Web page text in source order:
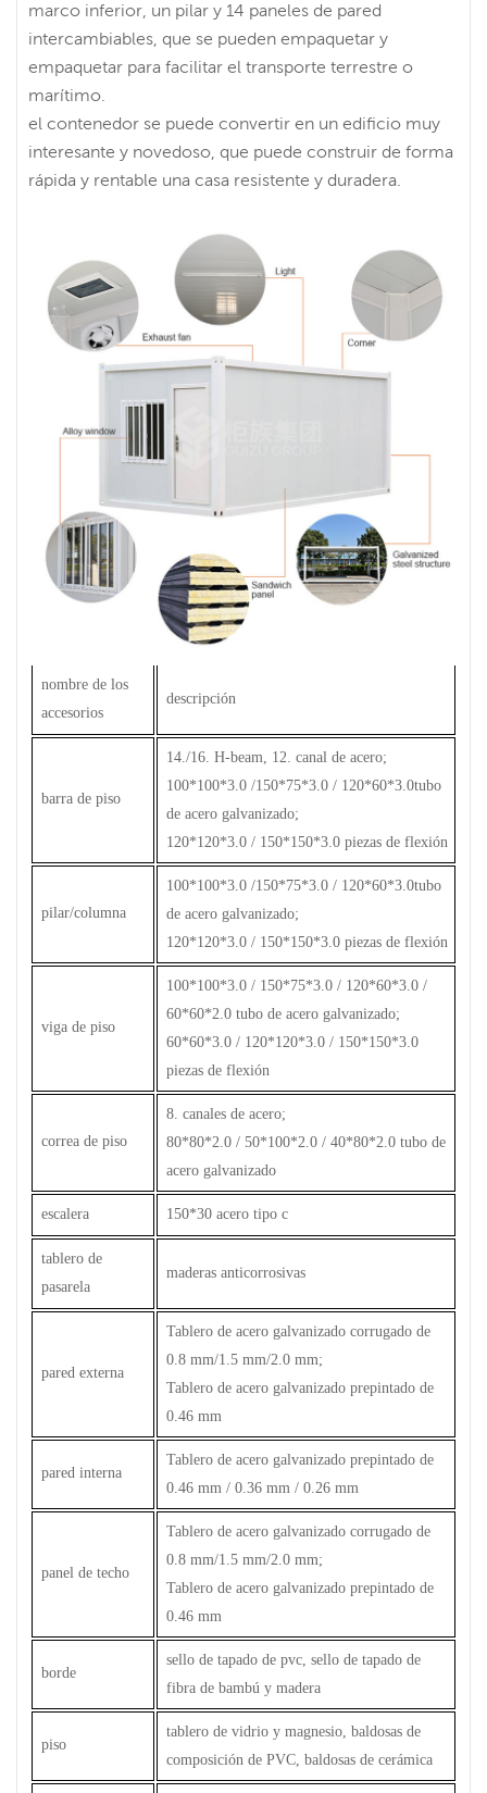
marco inferior, un pilar y 14 paneles de pared
intercambiables, que se pueden empaquetar y
empaquetar para facilitar el transporte terrestre o
marítimo.
el contenedor se puede convertir en un edificio muy
interesante y novedoso, que puede construir de forma
rápida y rentable una casa resistente y duradera.
nombre de los
accesorios
descripción
barra de piso
14./16. H-beam, 12. canal de acero;
100*100*3.0 /150*75*3.0 / 120*60*3.0tubo
de acero galvanizado;
120*120*3.0 / 150*150*3.0 piezas de flexión
pilar/columna
100*100*3.0 /150*75*3.0 / 120*60*3.0tubo
de acero galvanizado;
120*120*3.0 / 150*150*3.0 piezas de flexión
viga de piso
100*100*3.0 / 150*75*3.0 / 120*60*3.0 /
60*60*2.0 tubo de acero galvanizado;
60*60*3.0 / 120*120*3.0 / 150*150*3.0
piezas de flexión
correa de piso
8. canales de acero;
80*80*2.0 / 50*100*2.0 / 40*80*2.0 tubo de
acero galvanizado
escalera 150*30 acero tipo c
tablero de
pasarela
maderas anticorrosivas
pared externa
Tablero de acero galvanizado corrugado de
0.8 mm/1.5 mm/2.0 mm;
Tablero de acero galvanizado prepintado de
0.46 mm
pared interna
Tablero de acero galvanizado prepintado de
0.46 mm / 0.36 mm / 0.26 mm
panel de techo
Tablero de acero galvanizado corrugado de
0.8 mm/1.5 mm/2.0 mm;
Tablero de acero galvanizado prepintado de
0.46 mm
borde
sello de tapado de pvc, sello de tapado de
fibra de bambú y madera
piso
tablero de vidrio y magnesio, baldosas de
composición de PVC, baldosas de cerámica